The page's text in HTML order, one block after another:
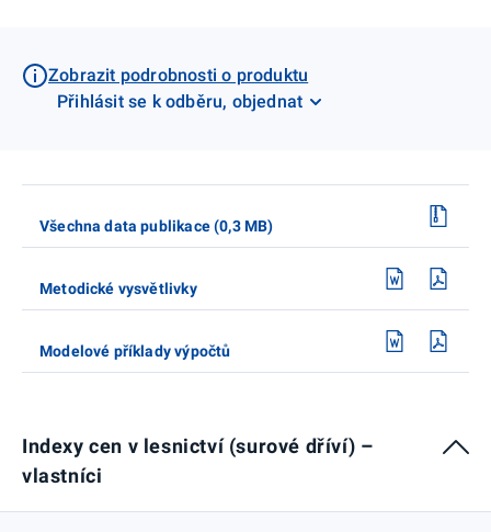
Zobrazit podrobnosti o produktu
Přihlásit se k odběru, objednat
Všechna data publikace (0,3 MB)
Metodické vysvětlivky
Modelové příklady výpočtů
Indexy cen v lesnictví (surové dříví) –
vlastníci